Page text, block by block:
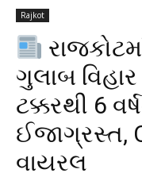
Rajkot
ગુલાબ
ટક્કરથી 6
ઈજાગ્રસ્ત,
વાયરલ